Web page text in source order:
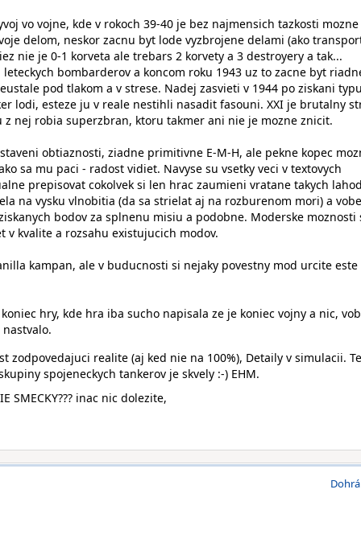
vo vojne, kde v rokoch 39-40 je bez najmensich tazkosti mozne
delom, neskor zacnu byt lode vyzbrojene delami (ako
nie je 0-1 korveta ale trebars 2 korvety a 3 destroyery a tak...
bombarderov a koncom roku 1943 uz to zacne byt
pod tlakom a v strese. Nadej zasvieti v 1944 po ziskani
lodi, esteze ju v reale nestihli nasadit fasouni. XXI je brutalny
z nej robia superzbran, ktoru takmer ani nie je mozne znicit.
obtiaznosti, ziadne primitivne E-M-H, ale pekne kopec
sa mu paci - radost vidiet. Navyse su vsetky veci v textovych
prepisovat cokolvek si len hrac zaumieni vratane takych
na vysku vlnobitia (da sa strielat aj na rozburenom mori) a
bodov za splnenu misiu a podobne. Moderske moznosti
v kvalite a rozsahu existujucich modov.
kampan, ale v buducnosti si nejaky povestny mod urcite este
hry, kde hra iba sucho napisala ze je koniec vojny a nic,
zodpovedajuci realite (aj ked nie na 100%), Detaily v simulacii.
spojeneckych tankerov je skvely :-) EHM.
SMECKY??? inac nic dolezite,